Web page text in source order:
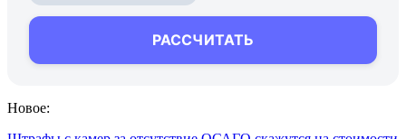
РАССЧИТАТЬ
Новое: